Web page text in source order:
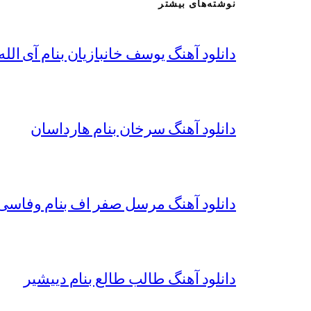
نوشته‌های بیشتر
دانلود آهنگ یوسف خانبازیان بنام آی
دانلود آهنگ سرخان بنام هارداسان
دانلود آهنگ مرسل صفر اف بنام
دانلود آهنگ طالب طالع بنام دییشیر